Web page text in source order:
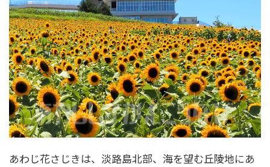
あわじ花さじきは、淡路島北部、海を望む丘陵地にあ